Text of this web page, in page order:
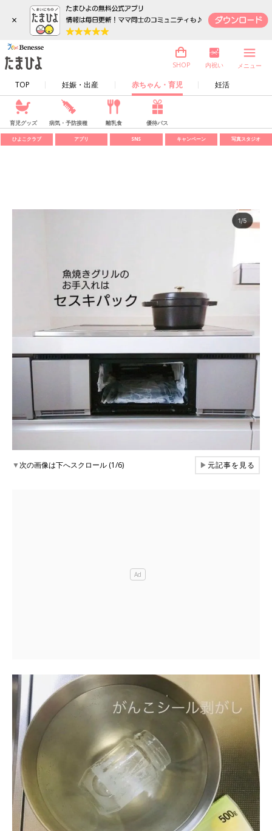
×
TOP 妊娠・出産 赤ちゃん・育児 妊活
SHOP 内祝い メニュー
育児グッズ 病気・予防接種 離乳食 優待パス
ひよこクラブ アプリ SNS キャンペーン 写真スタジオ
▼次の画像は下へスクロール (1/6) ▶元記事を見る